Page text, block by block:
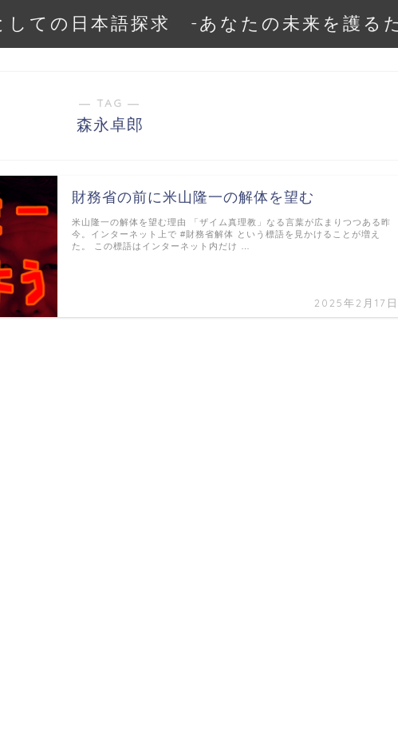
しての日本語探求 -あなたの未来を護る
― TAG ―
森永卓郎
財務省の前に米山隆一の解体を望む
2025年2月17日
米山隆一の解体を望む理由 「ザイム真理教」なる言葉が広まりつつある昨
今。インターネット上で #財務省解体 という標語を見かけることが増え
た。 この標語はインターネット内だけ …